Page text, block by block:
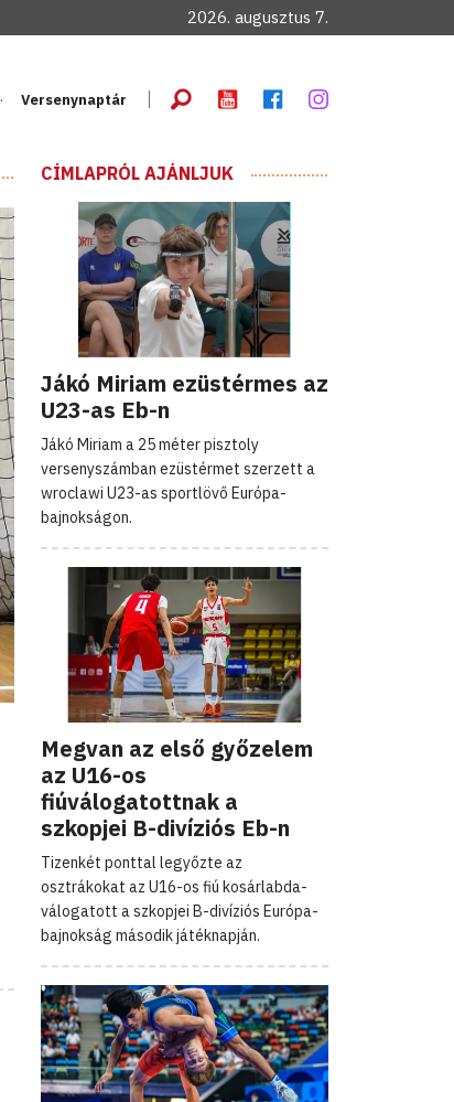
2026. augusztus 7.
Versenynaptár
CÍMLAPRÓL AJÁNLJUK
Jákó Miriam ezüstérmes az
U23-as Eb-n
Jákó Miriam a 25 méter pisztoly
versenyszámban ezüstérmet szerzett a
wroclawi U23-as sportlövő Európa-
bajnokságon.
Megvan az első győzelem
az U16-os
fiúválogatottnak a
szkopjei B-divíziós Eb-n
Tizenkét ponttal legyőzte az
osztrákokat az U16-os fiú kosárlabda-
válogatott a szkopjei B-divíziós Európa-
bajnokság második játéknapján.